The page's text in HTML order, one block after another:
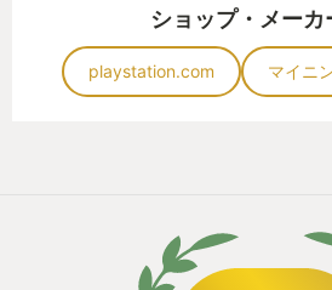
ショップ・メーカ
playstation.com マイニ